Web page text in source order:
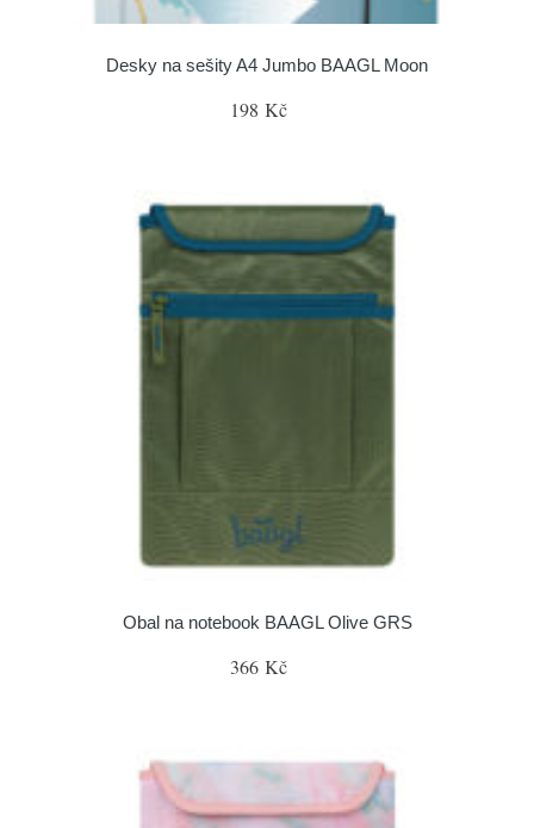
Desky na sešity A4 Jumbo BAAGL Moon
198 Kč
Obal na notebook BAAGL Olive GRS
366 Kč